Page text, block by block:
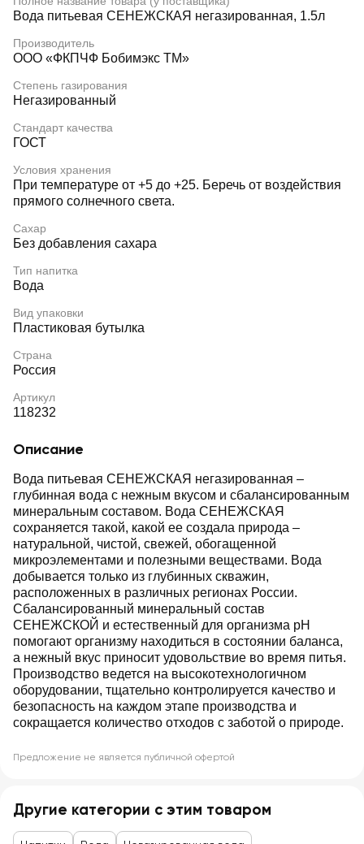
Вода питьевая СЕНЕЖСКАЯ негазированная, 1.5л
Производитель
ООО «ФКПЧФ Бобимэкс ТМ»
Степень газирования
Негазированный
Стандарт качества
ГОСТ
Условия хранения
При температуре от +5 до +25. Беречь от воздействия
прямого солнечного света.
Сахар
Без добавления сахара
Тип напитка
Вода
Вид упаковки
Пластиковая бутылка
Страна
Россия
Артикул
118232
Описание
Вода питьевая СЕНЕЖСКАЯ негазированная ‒
глубинная вода с нежным вкусом и сбалансированным
минеральным составом. Вода СЕНЕЖСКАЯ
сохраняется такой, какой ее создала природа –
натуральной, чистой, свежей, обогащенной
микроэлементами и полезными веществами. Вода
добывается только из глубинных скважин,
расположенных в различных регионах России.
Сбалансированный минеральный состав
СЕНЕЖСКОЙ и естественный для организма pH
помогают организму находиться в состоянии баланса,
а нежный вкус приносит удовольствие во время питья.
Производство ведется на высокотехнологичном
оборудовании, тщательно контролируется качество и
безопасность на каждом этапе производства и
сокращается количество отходов с заботой о природе.
Предложение не является публичной офертой
Другие категории с этим товаром